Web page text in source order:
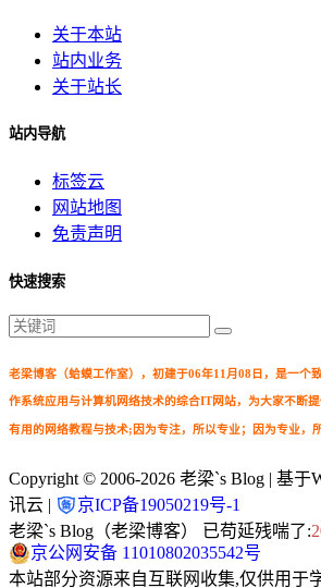
关于本站
站内业务
关于站长
站内导航
标签云
网站地图
免责声明
快速搜索
老梁博客（蛤蟆工作室），初建于06年11月08日，是一个
作系统应用与计算机网络技术的综合IT网站，为大家不断
有用的网络教程与技术;因为专注，所以专业；因为专业，
Copyright © 2006-2026 老梁`s Blog | 基于
讯云 |
京ICP备19050219号-1
老梁`s Blog（老梁博客） 已苟延残喘了:
京公网安备 11010802035542号
本站部分资源来自互联网收集,仅供用于